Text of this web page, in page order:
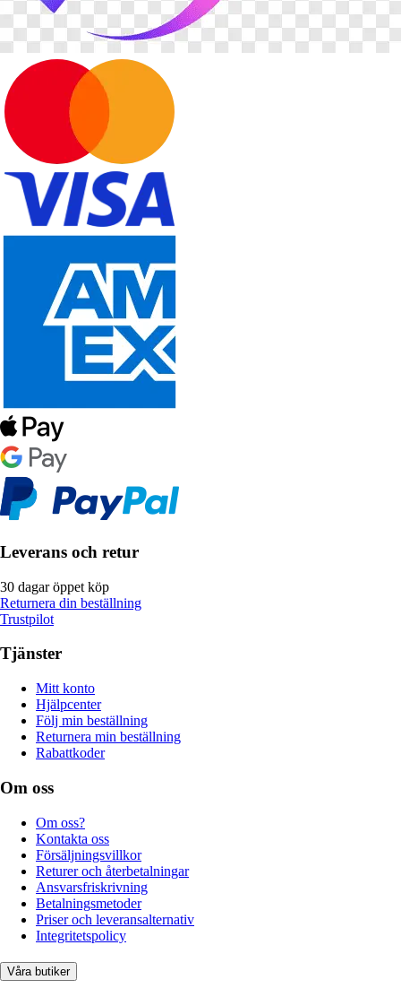
Leverans och retur
30 dagar öppet köp
Returnera din beställning
Trustpilot
Tjänster
Mitt konto
Hjälpcenter
Följ min beställning
Returnera min beställning
Rabattkoder
Om oss
Om oss?
Kontakta oss
Försäljningsvillkor
Returer och återbetalningar
Ansvarsfriskrivning
Betalningsmetoder
Priser och leveransalternativ
Integritetspolicy
Våra butiker